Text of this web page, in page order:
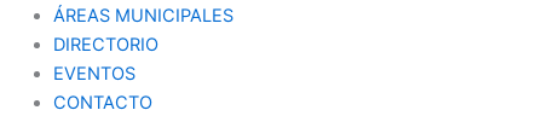
ÁREAS MUNICIPALES
DIRECTORIO
EVENTOS
CONTACTO